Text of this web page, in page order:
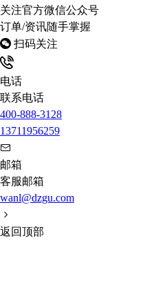
关注官方微信公众号
订单/资讯随手掌握
扫码关注
电话
联系电话
400-888-3128
13711956259
邮箱
客服邮箱
wanl@dzgu.com
返回顶部